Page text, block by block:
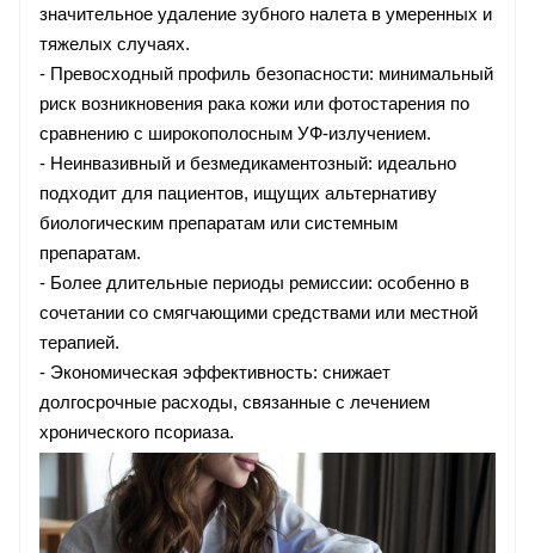
значительное удаление зубного налета в умеренных и
тяжелых случаях.
- Превосходный профиль безопасности: минимальный
риск возникновения рака кожи или фотостарения по
сравнению с широкополосным УФ-излучением.
- Неинвазивный и безмедикаментозный: идеально
подходит для пациентов, ищущих альтернативу
биологическим препаратам или системным
препаратам.
- Более длительные периоды ремиссии: особенно в
сочетании со смягчающими средствами или местной
терапией.
- Экономическая эффективность: снижает
долгосрочные расходы, связанные с лечением
хронического псориаза.